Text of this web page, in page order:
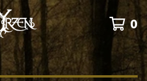
0